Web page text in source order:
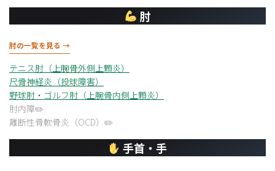
肘
肘の一覧を見る →
テニス肘（上腕骨外側上顆炎）
尺骨神経炎（投球障害）
野球肘・ゴルフ肘（上腕骨内側上顆炎）
肘内障
離断性骨軟骨炎（OCD）
手首・手